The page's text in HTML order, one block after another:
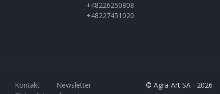
+48226250808
+48227451020
Kontakt
Newsletter
© Agra-Art SA - 2026